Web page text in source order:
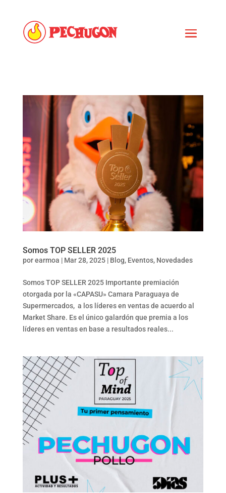
Somos TOP SELLER 2025
porearmoa | Mar 28, 2025| Blog, Eventos, Novedades
Somos TOP SELLER 2025 Importante premiación
otorgada por la «CAPASU» Camara Paraguaya de
Supermercados, a los líderes en ventas de acuerdo al
Market Share. Es el único galardón que premia a los
líderes en ventas en base a resultados reales...